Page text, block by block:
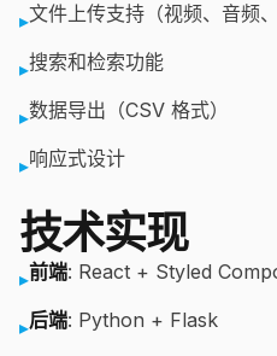
▸文件上传支持（视频、音频
▸搜索和检索功能
▸数据导出（CSV 格式）
▸响应式设计
技术实现
▸前端: React + Styled
▸后端: Python + Flask